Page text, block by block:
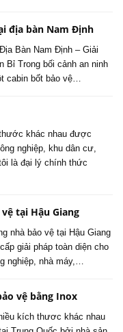
địa bàn Nam Định
Bàn Nam Định – Giải
Bỉ Trong bối cảnh an ninh
cabin bốt bảo vệ…
khác nhau được
nghiệp, khu dân cư,
là đại lý chính thức
tại Hậu Giang
nhà bảo vệ tại Hậu Giang
giải pháp toàn diện cho
nghiệp, nhà máy,…
vệ bằng Inox
kích thươc khác nhau